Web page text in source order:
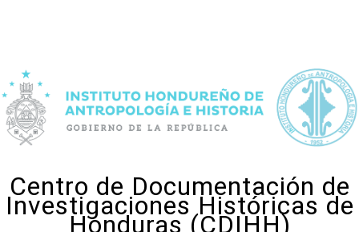
Centro de Documentación de
Investigaciones Históricas de
Honduras (CDIHH)